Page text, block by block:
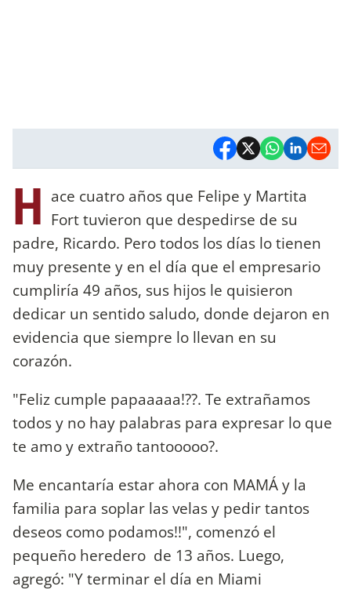
H ace cuatro años que Felipe y Martita
Fort tuvieron que despedirse de su
padre, Ricardo. Pero todos los días lo tienen
muy presente y en el día que el empresario
cumpliría 49 años, sus hijos le quisieron
dedicar un sentido saludo, donde dejaron en
evidencia que siempre lo llevan en su
corazón.
"Feliz cumple papaaaaa!??️. Te extrañamos
todos y no hay palabras para expresar lo que
te amo y extraño tantooooo?.
Me encantaría estar ahora con MAMÁ y la
familia para soplar las velas y pedir tantos
deseos como podamos!!️", comenzó el
pequeño heredero de 13 años. Luego,
agregó: "Y terminar el día en Miami